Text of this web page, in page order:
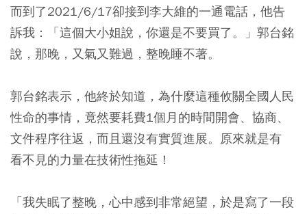
而到了2021/6/17卻接到李大維的一通電話，他告
訴我：「這個大小姐說，你還是不要買了。」郭台銘
說，那晚，又氣又難過，整晚睡不著。
郭台銘表示，他終於知道，為什麼這種攸關全國人民
性命的事情，竟然要耗費1個月的時間開會、協商、
文件程序往返，而且還沒有實質進展。原來就是有
看不見的力量在技術性拖延！
「我失眠了整晚，心中感到非常絕望，於是寫了一段